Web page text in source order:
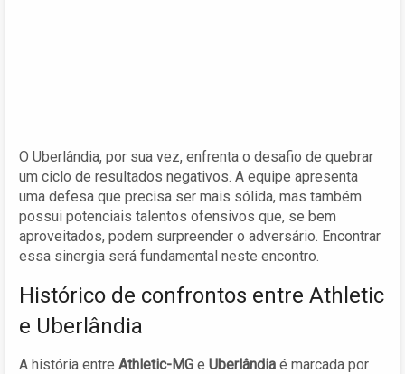
O Uberlândia, por sua vez, enfrenta o desafio de quebrar
um ciclo de resultados negativos. A equipe apresenta
uma defesa que precisa ser mais sólida, mas também
possui potenciais talentos ofensivos que, se bem
aproveitados, podem surpreender o adversário. Encontrar
essa sinergia será fundamental neste encontro.
Histórico de confrontos entre Athletic
e Uberlândia
A história entre Athletic-MG e Uberlândia é marcada por